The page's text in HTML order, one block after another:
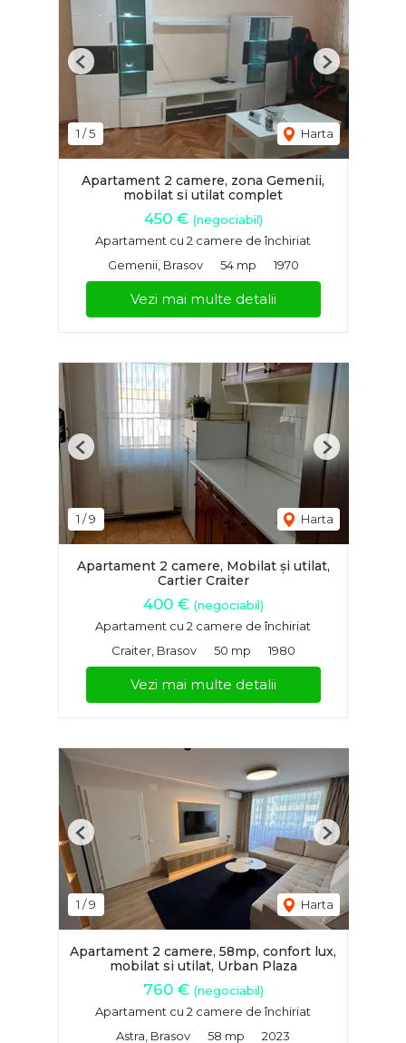
1 /5 Harta
Previous Next
Apartament 2 camere, zona Gemenii,
mobilat si utilat complet
450 € (negociabil)
Apartament cu 2 camere de închiriat
Gemenii, Brasov
54 mp 1970
Vezi mai multe detalii
1 /9 Harta
Previous Next
Apartament 2 camere, Mobilat și utilat,
Cartier Craiter
400 € (negociabil)
Apartament cu 2 camere de închiriat
Craiter, Brasov
50 mp 1980
Vezi mai multe detalii
1 /9 Harta
Previous Next
Apartament 2 camere, 58mp, confort lux,
mobilat si utilat, Urban Plaza
760 € (negociabil)
Apartament cu 2 camere de închiriat
Astra, Brasov
58 mp 2023